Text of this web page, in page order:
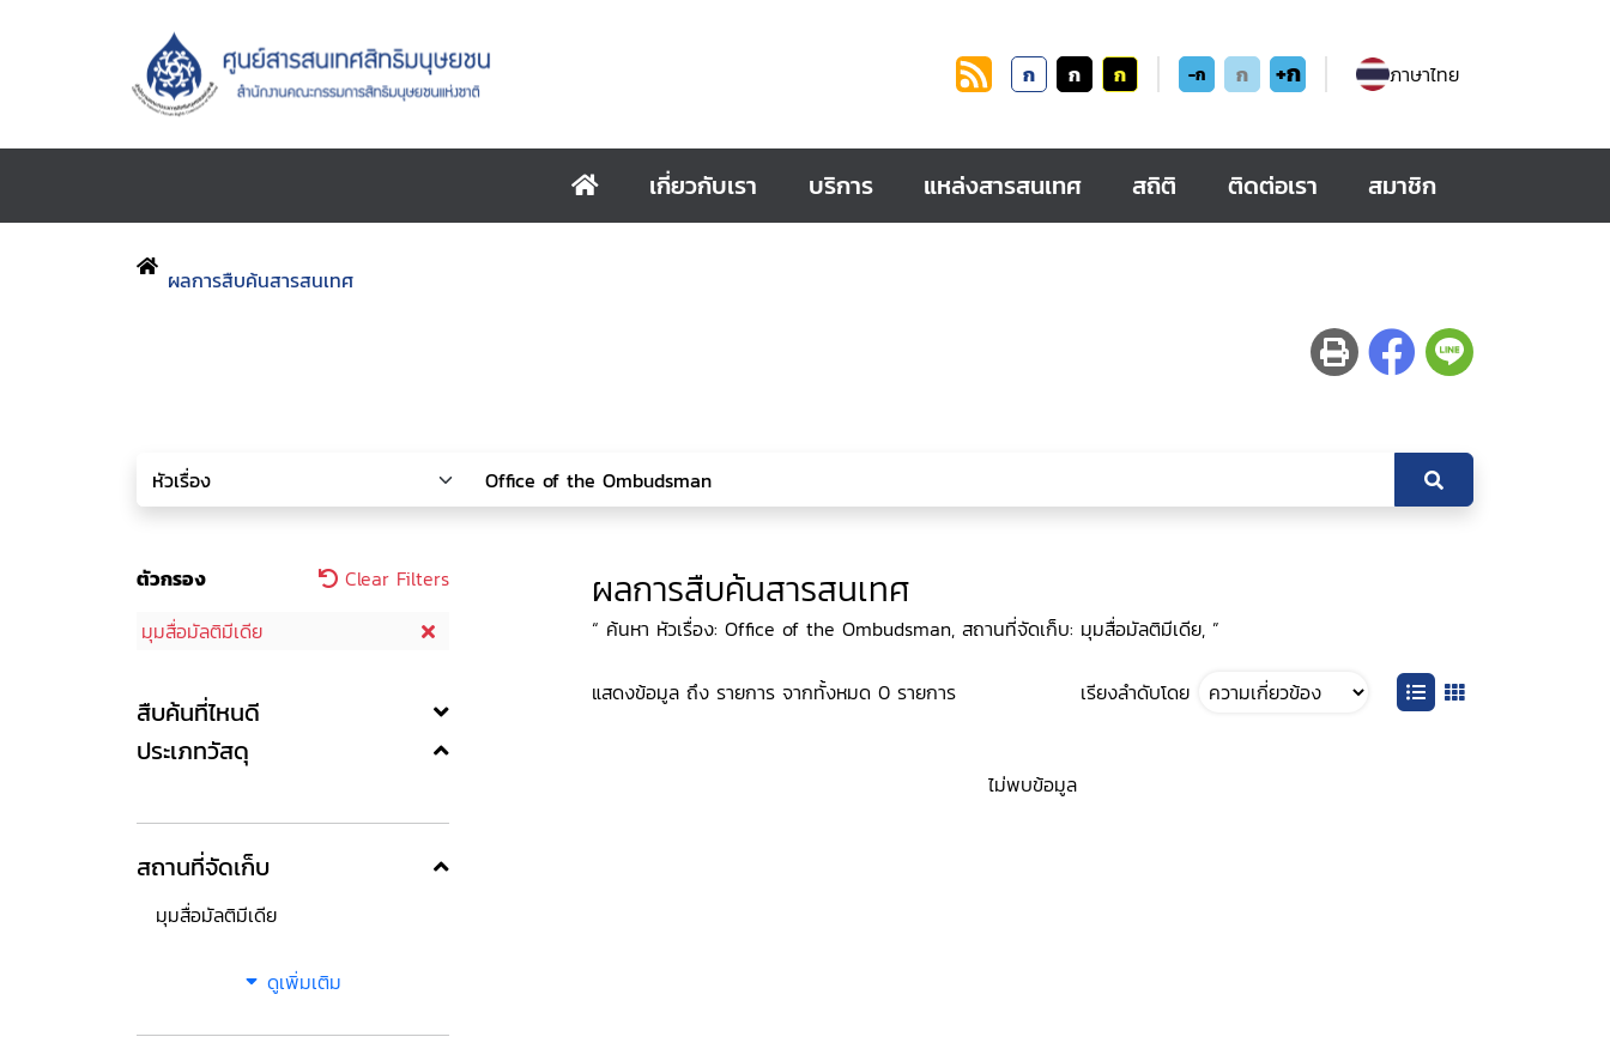
ก ก ก -ก ก +ก ภาษาไทย
เกี่ยวกับเรา บริการ แหล่งสารสนเทศ สถิติ ติดต่อเรา สมาชิก
ผลการสืบค้นสารสนเทศ
ตัวกรอง
Clear Filters
มุมสื่อมัลติมีเดีย
สืบค้นที่ไหนดี
ประเภทวัสดุ
สถานที่จัดเก็บ
มุมสื่อมัลติมีเดีย
ดูเพิ่มเติม
ผลการสืบค้นสารสนเทศ
“ ค้นหา หัวเรื่อง: Office of the Ombudsman, สถานที่จัดเก็บ: มุมสื่อมัลติมีเดีย, ”
แสดงข้อมูล ถึง รายการ จากทั้งหมด 0 รายการ เรียงลำดับโดย
ไม่พบข้อมูล